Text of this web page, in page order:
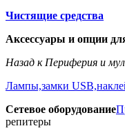
Чистящие средства
Аксессуары и опции
Назад к Периферия и
Лампы,замки
Сетевое оборудование
репитеры